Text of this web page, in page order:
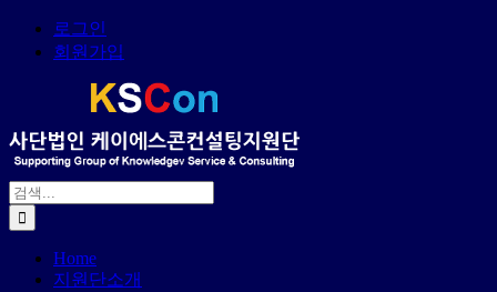
너
뛰
기
로그인
회원가입
검
색:
Home
지원단소개